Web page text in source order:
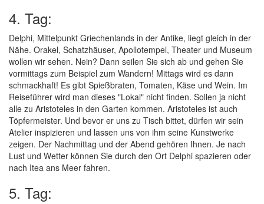
4. Tag:
Delphi, Mittelpunkt Griechenlands in der Antike, liegt gleich in der
Nähe. Orakel, Schatzhäuser, Apollotempel, Theater und Museum
wollen wir sehen. Nein? Dann seilen Sie sich ab und gehen Sie
vormittags zum Beispiel zum Wandern! Mittags wird es dann
schmackhaft! Es gibt Spießbraten, Tomaten, Käse und Wein. Im
Reiseführer wird man dieses "Lokal" nicht finden. Sollen ja nicht
alle zu Aristoteles in den Garten kommen. Aristoteles ist auch
Töpfermeister. Und bevor er uns zu Tisch bittet, dürfen wir sein
Atelier inspizieren und lassen uns von ihm seine Kunstwerke
zeigen. Der Nachmittag und der Abend gehören Ihnen. Je nach
Lust und Wetter können Sie durch den Ort Delphi spazieren oder
nach Itea ans Meer fahren.
5. Tag: